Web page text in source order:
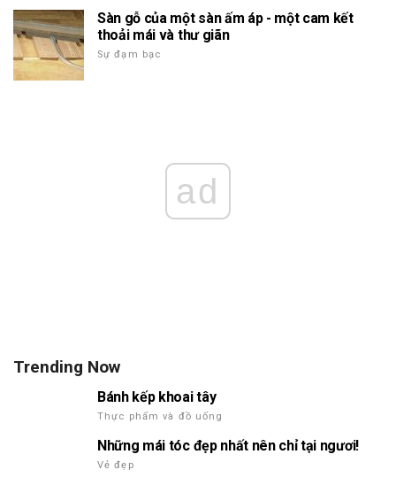
Sàn gỗ của một sàn ấm áp - một cam kết
thoải mái và thư giãn
Sự đạm bạc
ad
Trending Now
Bánh kếp khoai tây
Thực phẩm và đồ uống
Những mái tóc đẹp nhất nên chỉ tại ngươi!
Vẻ đẹp